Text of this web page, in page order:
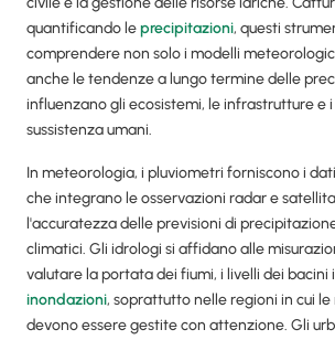
quantificando leprecipitazioni, questi
comprendere non solo i modelli
anche le tendenze a lungo termine delle
influenzano gli ecosistemi, le infrastrutture e
sussistenza umani.
In meteorologia, i pluviometri forniscono i
che integrano le osservazioni radar e
l'accuratezza delle previsioni di
climatici. Gli idrologi si affidano alle
valutare la portata dei fiumi, i livelli dei bacini
inondazioni, soprattutto nelle regioni in cui le
devono essere gestite con attenzione. Gli